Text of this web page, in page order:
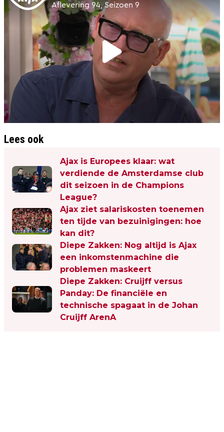
Lees ook
Ajax is Europees klaar: wat
verdiende de Amsterdamse club
dit seizoen in de Champions
League?
Ajax ziet salariskosten toenemen
ten tijde van bezuinigingen: hoe
kan dit?
Diepe Zakken: Nog altijd is Ajax
een inkomstenmachine die
problemen maskeert
Diepe Zakken: Cruijff versus
Panday: De financiële en
technische spagaat in de Johan
Cruijff ArenA